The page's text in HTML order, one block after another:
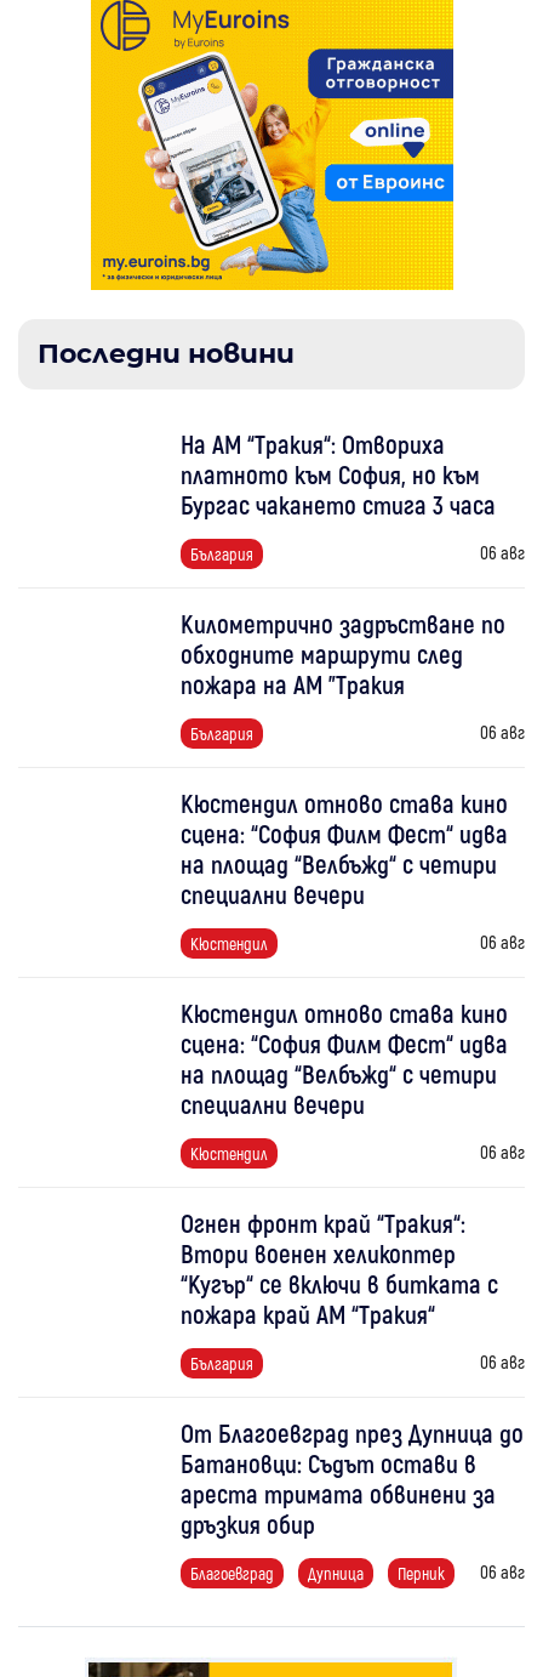
Последни новини
На АМ “Тракия“: Отвориха
платното към София, но към
Бургас чакането стига 3 часа
България 06 авг
Километрично задръстване по
обходните маршрути след
пожара на АМ "Тракия
България 06 авг
Кюстендил отново става кино
сцена: “София Филм Фест“ идва
на площад “Велбъжд“ с четири
специални вечери
Кюстендил 06 авг
Кюстендил отново става кино
сцена: “София Филм Фест“ идва
на площад “Велбъжд“ с четири
специални вечери
Кюстендил 06 авг
Огнен фронт край “Тракия“:
Втори военен хеликоптер
“Кугър“ се включи в битката с
пожара край АМ “Тракия“
България 06 авг
От Благоевград през Дупница до
Батановци: Съдът остави в
ареста тримата обвинени за
дръзкия обир
Благоевград Дупница Перник 06 авг